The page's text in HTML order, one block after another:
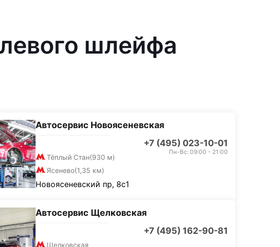
шлейфа
Автосервис Новоясеневская
+7 (495) 023-10-01
Тёплый Стан(930 м)
Ясенево(1,35 км)
Пн-Вс: 09:00 - 21:00
Новоясеневский пр, 8с1
Автосервис Щелковская
+7 (495) 162-90-81
Щелковская